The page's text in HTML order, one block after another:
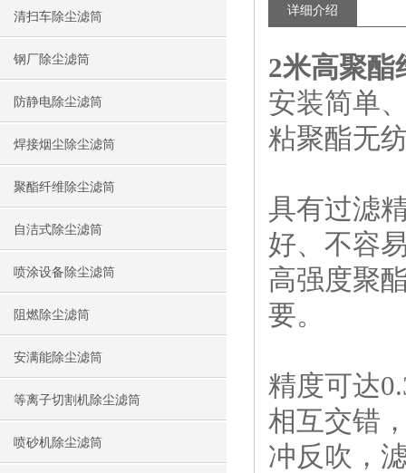
清扫车除尘滤筒
钢厂除尘滤筒
防静电除尘滤筒
焊接烟尘除尘滤筒
聚酯纤维除尘滤筒
自洁式除尘滤筒
喷涂设备除尘滤筒
阻燃除尘滤筒
安满能除尘滤筒
等离子切割机除尘滤筒
喷砂机除尘滤筒
详细介绍
2米高聚酯
安装简单
粘聚酯无
具有过滤
好、不容
高强度聚
要。
精度可达
相互交错
冲反吹，